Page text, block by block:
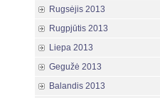
Rugsėjis 2013
Rugpjūtis 2013
Liepa 2013
Gegužė 2013
Balandis 2013